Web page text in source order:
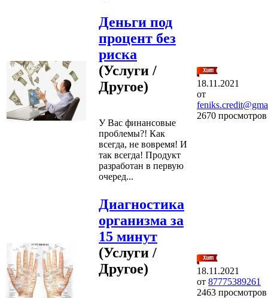
Деньги под
процент без
риска
(Услуги /
Другое)
У Вас финансовые
проблемы?! Как
всегда, не вовремя! И
так всегда! Продукт
разработан в первую
очеред...
18.11.2021
от
2670 просмотров
Диагностика
организма за
15 минут
(Услуги /
Другое)
18.11.2021
от 87775389261
2463 просмотров